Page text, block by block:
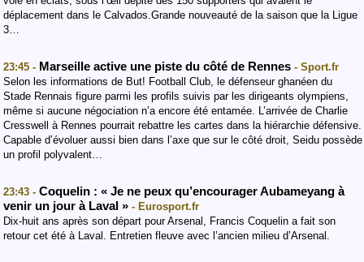
déplacement dans le Calvados.Grande nouveauté de la saison que la Ligue
3…
23:45 - Marseille active une piste du côté de Rennes - Sport.fr
Selon les informations de But! Football Club, le défenseur ghanéen du
Stade Rennais figure parmi les profils suivis par les dirigeants olympiens,
même si aucune négociation n’a encore été entamée. L’arrivée de Charlie
Cresswell à Rennes pourrait rebattre les cartes dans la hiérarchie défensive.
Capable d’évoluer aussi bien dans l’axe que sur le côté droit, Seidu possède
un profil polyvalent…
23:43 - Coquelin : « Je ne peux qu’encourager Aubameyang à
venir un jour à Laval » - Eurosport.fr
Dix-huit ans après son départ pour Arsenal, Francis Coquelin a fait son
retour cet été à Laval. Entretien fleuve avec l’ancien milieu d’Arsenal.